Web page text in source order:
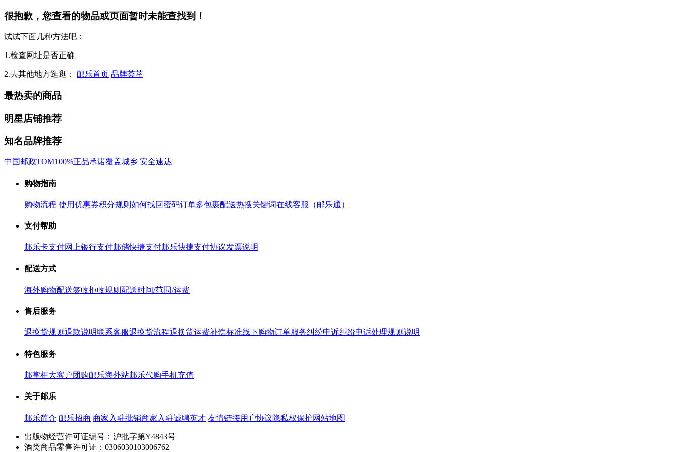
很抱歉，您查看的物品或页面暂时未能查找到！
试试下面几种方法吧：
1.检查网址是否正确
2.去其他地方逛逛： 邮乐首页 品牌荟萃
最热卖的商品
明星店铺推荐
知名品牌推荐
中国邮政TOM100%正品承诺覆盖城乡 安全速达
购物指南
购物流程 使用优惠券积分规则 如何找回密码订单多包裹配送热搜关键词在线客服（邮乐通）
支付帮助
邮乐卡支付网上银行支付邮储快捷支付邮乐快捷支付协议发票说明
配送方式
海外购物配送签收拒收规则 配送时间/范围/运费
售后服务
退换货规则 退款说明联系客服退换货流程退换货运费补偿标准线下购物订单服务纠纷申诉纠纷申诉处理规则说明
特色服务
邮掌柜大客户团购邮乐海外站邮乐代购手机充值
关于邮乐
邮乐简介 邮乐招商 商家入驻批销商家入驻诚聘英才 友情链接用户协议隐私权保护网站地图
出版物经营许可证编号：沪批字第Y4843号
酒类商品零售许可证：0306030103006762